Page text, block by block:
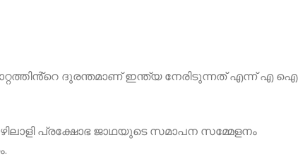
ദുരന്തമാണ് ഇന്ത്യ നേരിടുന്നത് എന്ന് എ ഐ
പ്രക്ഷോഭ ജാഥയുടെ സമാപന സമ്മേളനം